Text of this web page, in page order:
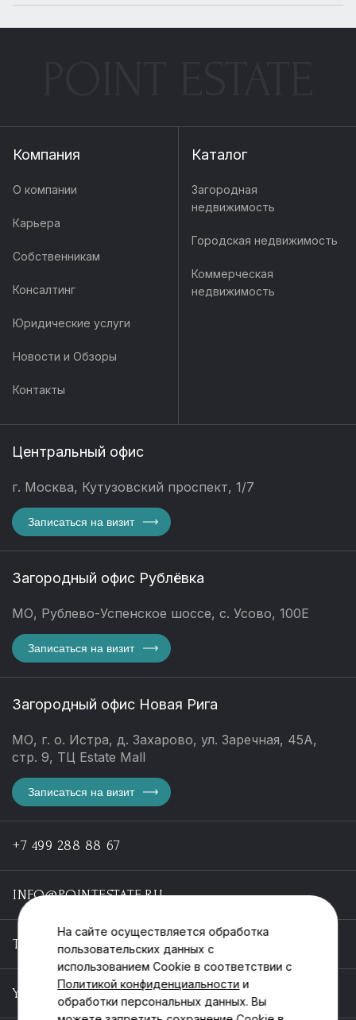
Компания
О компании
Карьера
Собственникам
Консалтинг
Юридические услуги
Новости и Обзоры
Контакты
Каталог
Загородная
недвижимость
Городская недвижимость
Коммерческая
недвижимость
Центральный офис
г. Москва, Кутузовский проспект, 1/7
Записаться на визит
Загородный офис Рублёвка
МО, Рублево-Успенское шоссе, с. Усово, 100Е
Записаться на визит
Загородный офис Новая Рига
МО, г. о. Истра, д. Захарово, ул. Заречная, 45А,
стр. 9, ТЦ Estate Mall
Записаться на визит
+7 499 288 88 67
INFO@POINTESTATE.RU
TELEGRAM
YOUTUBE
На сайте осуществляется обработка
пользовательских данных с
использованием Cookie в соответствии с
Политикой конфиденциальности и
обработки персональных данных. Вы